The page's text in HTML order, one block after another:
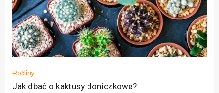
Rośliny
Jak dbać o kaktusy doniczkowe?